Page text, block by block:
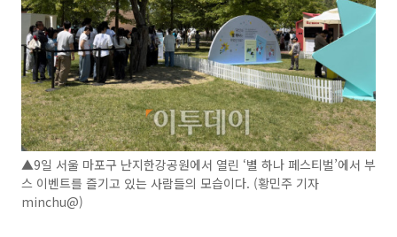
▲9일 서울 마포구 난지한강공원에서 열린 ‘별 하나 페스티벌’에서 부
스 이벤트를 즐기고 있는 사람들의 모습이다. (황민주 기자
minchu@)